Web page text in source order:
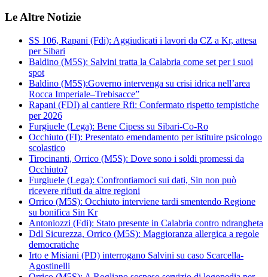
Le Altre Notizie
SS 106, Rapani (Fdi): Aggiudicati i lavori da CZ a Kr, attesa
per Sibari
Baldino (M5S): Salvini tratta la Calabria come set per i suoi
spot
Baldino (M5S):Governo intervenga su crisi idrica nell’area
Rocca Imperiale–Trebisacce”
Rapani (FDI) al cantiere Rfi: Confermato rispetto tempistiche
per 2026
Furgiuele (Lega): Bene Cipess su Sibari-Co-Ro
Occhiuto (FI): Presentato emendamento per istituire psicologo
scolastico
Tirocinanti, Orrico (M5S): Dove sono i soldi promessi da
Occhiuto?
Furgiuele (Lega): Confrontiamoci sui dati, Sin non può
ricevere rifiuti da altre regioni
Orrico (M5S): Occhiuto interviene tardi smentendo Regione
su bonifica Sin Kr
Antoniozzi (Fdi): Stato presente in Calabria contro ndrangheta
Ddl Sicurezza, Orrico (M5S): Maggioranza allergica a regole
democratiche
Irto e Misiani (PD) interrogano Salvini su caso Scarcella-
Agostinelli